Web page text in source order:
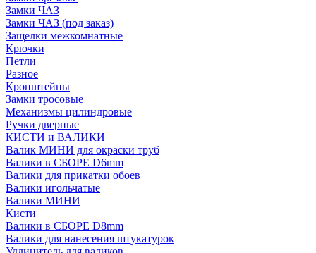
Замки ЧАЗ
Замки ЧАЗ (под заказ)
Защелки межкомнатные
Крючки
Петли
Разное
Кронштейны
Замки тросовые
Механизмы цилиндровые
Ручки дверные
КИСТИ и ВАЛИКИ
Валик МИНИ для окраски труб
Валики в СБОРЕ D6mm
Валики для прикатки обоев
Валики игольчатые
Валики МИНИ
Кисти
Валики в СБОРЕ D8mm
Валики для нанесения штукатурок